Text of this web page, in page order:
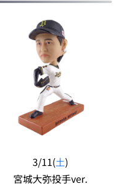
3/11(土)
宮城大弥投手ver.